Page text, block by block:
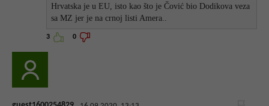
Hrvatska je u EU, isto kao što je Čović bio Dodikova veza
sa MZ jer je na crnoj listi Amera..
3 0